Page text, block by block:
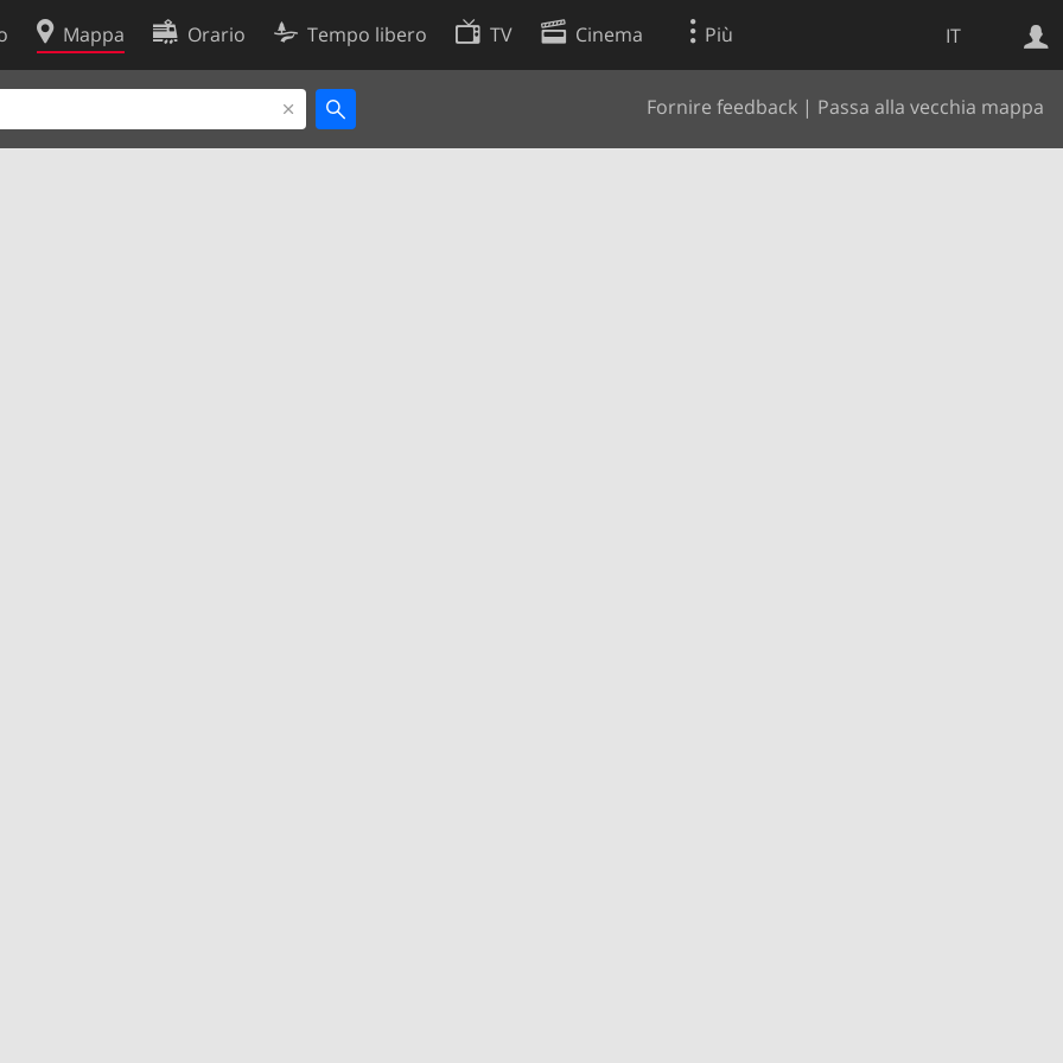
IT
Mappa Orario Tempo libero TV Cinema Più
Fornire feedback | Passa alla vecchia mappa
Ricerca Web
Politica sui cookie
Preferenze cookie